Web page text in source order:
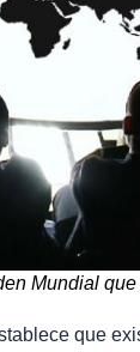
Mundial
que